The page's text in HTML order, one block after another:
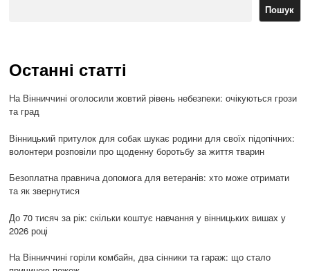
Пошук
Останні статті
На Вінниччині оголосили жовтий рівень небезпеки: очікуються грози
та град
Вінницький притулок для собак шукає родини для своїх підопічних:
волонтери розповіли про щоденну боротьбу за життя тварин
Безоплатна правнича допомога для ветеранів: хто може отримати
та як звернутися
До 70 тисяч за рік: скільки коштує навчання у вінницьких вишах у
2026 році
На Вінниччині горіли комбайн, два сінники та гараж: що стало